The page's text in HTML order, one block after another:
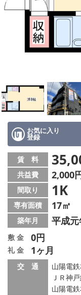
都市ガス&オール
ネット無料の部屋
☆インターネット
☆敷金·礼金0円物
路線·駅から探す
地域から探す
地図から探す
スタッフ紹介
スタッフ募集中
店舗情報·アクセス
お気に入り
登録
賃 料
共益費 2,000
間取り 1K
専有面積 17㎡
築年月 平成
敷 金 0円
礼 金 1ヶ月
交 通
山陽電
ＪＲ神
山陽電